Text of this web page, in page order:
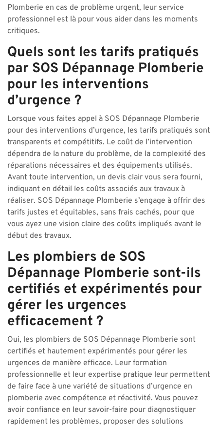
Plomberie en cas de problème urgent, leur service
professionnel est là pour vous aider dans les moments
critiques.
Quels sont les tarifs pratiqués
par SOS Dépannage Plomberie
pour les interventions
d’urgence ?
Lorsque vous faites appel à SOS Dépannage Plomberie
pour des interventions d’urgence, les tarifs pratiqués sont
transparents et compétitifs. Le coût de l’intervention
dépendra de la nature du problème, de la complexité des
réparations nécessaires et des équipements utilisés.
Avant toute intervention, un devis clair vous sera fourni,
indiquant en détail les coûts associés aux travaux à
réaliser. SOS Dépannage Plomberie s’engage à offrir des
tarifs justes et équitables, sans frais cachés, pour que
vous ayez une vision claire des coûts impliqués avant le
début des travaux.
Les plombiers de SOS
Dépannage Plomberie sont-ils
certifiés et expérimentés pour
gérer les urgences
efficacement ?
Oui, les plombiers de SOS Dépannage Plomberie sont
certifiés et hautement expérimentés pour gérer les
urgences de manière efficace. Leur formation
professionnelle et leur expertise pratique leur permettent
de faire face à une variété de situations d’urgence en
plomberie avec compétence et réactivité. Vous pouvez
avoir confiance en leur savoir-faire pour diagnostiquer
rapidement les problèmes, proposer des solutions